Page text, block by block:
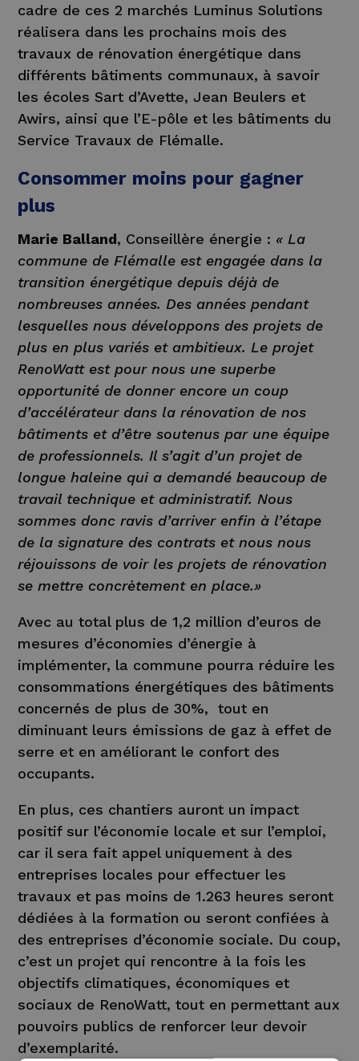
cadre de ces 2 marchés Luminus Solutions
réalisera dans les prochains mois des
travaux de rénovation énergétique dans
différents bâtiments communaux, à savoir
les écoles Sart d’Avette, Jean Beulers et
Awirs, ainsi que l’E-pôle et les bâtiments du
Service Travaux de Flémalle.
Consommer moins pour gagner
plus
Marie Balland, Conseillère énergie : « La
commune de Flémalle est engagée dans la
transition énergétique depuis déjà de
nombreuses années. Des années pendant
lesquelles nous développons des projets de
plus en plus variés et ambitieux. Le projet
RenoWatt est pour nous une superbe
opportunité de donner encore un coup
d’accélérateur dans la rénovation de nos
bâtiments et d’être soutenus par une équipe
de professionnels. Il s’agit d’un projet de
longue haleine qui a demandé beaucoup de
travail technique et administratif. Nous
sommes donc ravis d’arriver enfin à l’étape
de la signature des contrats et nous nous
réjouissons de voir les projets de rénovation
se mettre concrètement en place.»
Avec au total plus de 1,2 million d’euros de
mesures d’économies d’énergie à
implémenter, la commune pourra réduire les
consommations énergétiques des bâtiments
concernés de plus de 30%, tout en
diminuant leurs émissions de gaz à effet de
serre et en améliorant le confort des
occupants.
En plus, ces chantiers auront un impact
positif sur l’économie locale et sur l’emploi,
car il sera fait appel uniquement à des
entreprises locales pour effectuer les
travaux et pas moins de 1.263 heures seront
dédiées à la formation ou seront confiées à
des entreprises d’économie sociale. Du coup,
c’est un projet qui rencontre à la fois les
objectifs climatiques, économiques et
sociaux de RenoWatt, tout en permettant aux
pouvoirs publics de renforcer leur devoir
d’exemplarité.